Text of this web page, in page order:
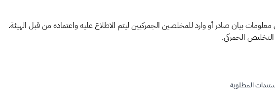
ضريبة القيمة المضافة
بيان صادر أو وارد للمخلصين الجمركيين ليتم الاطلاع عليه واعتماده من قبل الهيئة.
الجمركي.
المطلوبة